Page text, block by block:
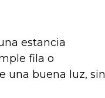
estancia
fila o
una buena luz, sin